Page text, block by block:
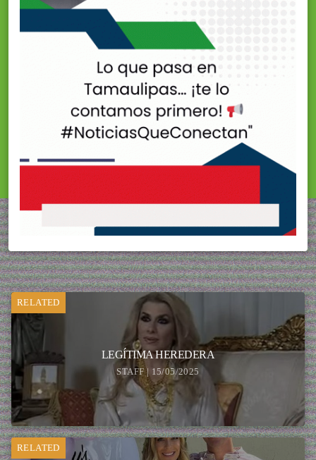
RELATED
LEGÍTIMA HEREDERA
STAFF | 15/05/2025
RELATED